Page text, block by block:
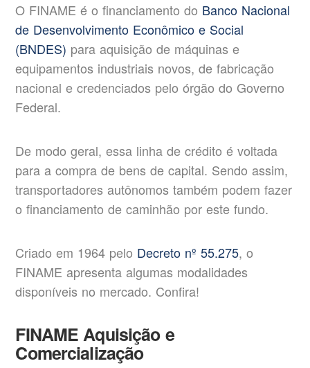
O FINAME é o financiamento do Banco Nacional
de Desenvolvimento Econômico e Social
(BNDES) para aquisição de máquinas e
equipamentos industriais novos, de fabricação
nacional e credenciados pelo órgão do Governo
Federal.
De modo geral, essa linha de crédito é voltada
para a compra de bens de capital. Sendo assim,
transportadores autônomos também podem fazer
o financiamento de caminhão por este fundo.
Criado em 1964 pelo Decreto nº 55.275, o
FINAME apresenta algumas modalidades
disponíveis no mercado. Confira!
FINAME Aquisição e
Comercialização